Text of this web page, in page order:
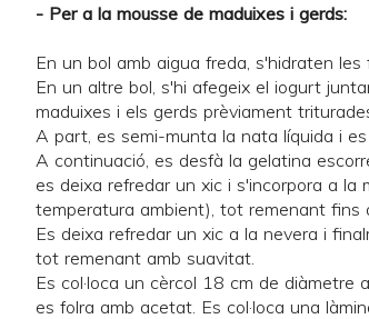
- Per a la mousse de maduixes i gerds:
En un bol amb aigua freda, s'hidraten
En un altre bol, s'hi afegeix el iogurt
maduixes i els gerds prèviament
A part, es semi-munta la nata líquida i
A continuació, es desfà la gelatina
es deixa refredar un xic i s'incorpora a
temperatura ambient), tot remenant fins
Es deixa refredar un xic a la nevera i
tot remenant amb suavitat.
Es col·loca un cèrcol 18 cm de
es folra amb acetat. Es col·loca una